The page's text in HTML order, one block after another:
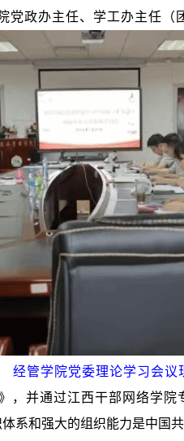
政办主任、学工办主任（
经管学院党委理论学习会议
，并通过江西干部网络学
系和强大的组织能力是中国